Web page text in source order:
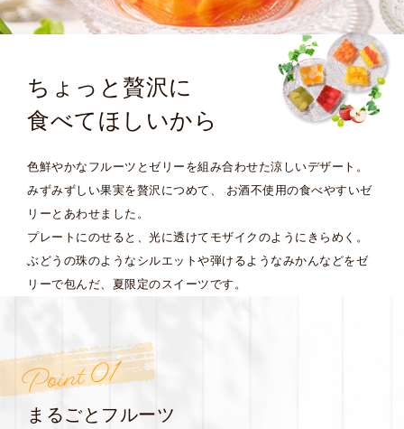
ちょっと贅沢に
食べてほしいから
色鮮やかなフルーツとゼリーを組み合わせた涼しいデザート。
みずみずしい果実を贅沢につめて、 お酒不使用の食べやすいゼ
リーとあわせました。
プレートにのせると、光に透けてモザイクのようにきらめく。
ぶどうの珠のようなシルエットや弾けるようなみかんなどをゼ
リーで包んだ、 夏限定のスイーツです。
まるごとフルーツ